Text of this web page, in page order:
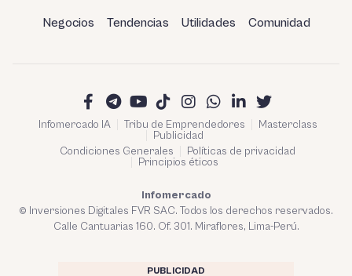
Negocios Tendencias Utilidades Comunidad
Infomercado IA Tribu de Emprendedores
Masterclass
Publicidad
Condiciones Generales
Políticas de privacidad
Principios éticos
Infomercado
© Inversiones Digitales FVR SAC. Todos los derechos reservados.
Calle Cantuarias 160. Of. 301. Miraflores, Lima-Perú.
PUBLICIDAD